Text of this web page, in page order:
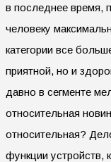
в последнее время,
человеку
категории все
приятной, но и
давно в сегменте
относительная
относительная?
функции устройств,